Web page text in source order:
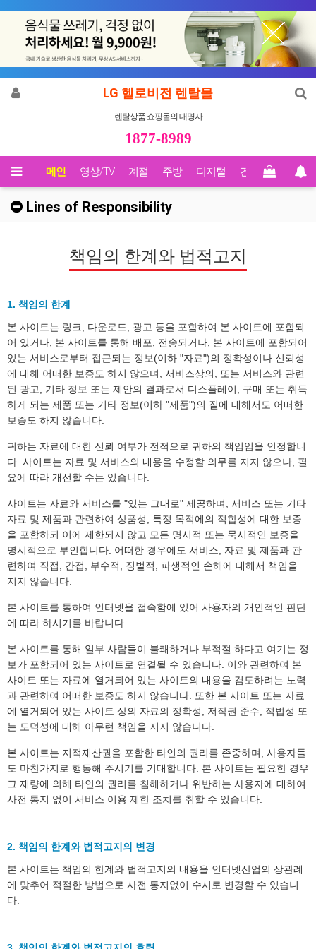
LG 헬로비전 렌탈몰
렌탈상품 쇼핑몰의 대명사
1877-8989
메인 영상/TV 계절 주방 디지털 건강 Biz렌탈
Lines of Responsibility
책임의 한계와 법적고지
1. 책임의 한계
본 사이트는 링크, 다운로드, 광고 등을 포함하여 본 사이트에 포함되
어 있거나, 본 사이트를 통해 배포, 전송되거나, 본 사이트에 포함되어
있는 서비스로부터 접근되는 정보(이하 "자료")의 정확성이나 신뢰성
에 대해 어떠한 보증도 하지 않으며, 서비스상의, 또는 서비스와 관련
된 광고, 기타 정보 또는 제안의 결과로서 디스플레이, 구매 또는 취득
하게 되는 제품 또는 기타 정보(이하 "제품")의 질에 대해서도 어떠한
보증도 하지 않습니다.
귀하는 자료에 대한 신뢰 여부가 전적으로 귀하의 책임임을 인정합니
다. 사이트는 자료 및 서비스의 내용을 수정할 의무를 지지 않으나, 필
요에 따라 개선할 수는 있습니다.
사이트는 자료와 서비스를 "있는 그대로" 제공하며, 서비스 또는 기타
자료 및 제품과 관련하여 상품성, 특정 목적에의 적합성에 대한 보증
을 포함하되 이에 제한되지 않고 모든 명시적 또는 묵시적인 보증을
명시적으로 부인합니다. 어떠한 경우에도 서비스, 자료 및 제품과 관
련하여 직접, 간접, 부수적, 징벌적, 파생적인 손해에 대해서 책임을
지지 않습니다.
본 사이트를 통하여 인터넷을 접속함에 있어 사용자의 개인적인 판단
에 따라 하시기를 바랍니다.
본 사이트를 통해 일부 사람들이 불쾌하거나 부적절 하다고 여기는 정
보가 포함되어 있는 사이트로 연결될 수 있습니다. 이와 관련하여 본
사이트 또는 자료에 열거되어 있는 사이트의 내용을 검토하려는 노력
과 관련하여 어떠한 보증도 하지 않습니다. 또한 본 사이트 또는 자료
에 열거되어 있는 사이트 상의 자료의 정확성, 저작권 준수, 적법성 또
는 도덕성에 대해 아무런 책임을 지지 않습니다.
본 사이트는 지적재산권을 포함한 타인의 권리를 존중하며, 사용자들
도 마찬가지로 행동해 주시기를 기대합니다. 본 사이트는 필요한 경우
그 재량에 의해 타인의 권리를 침해하거나 위반하는 사용자에 대하여
사전 통지 없이 서비스 이용 제한 조치를 취할 수 있습니다.
2. 책임의 한계와 법적고지의 변경
본 사이트는 책임의 한계와 법적고지의 내용을 인터넷산업의 상관례
에 맞추어 적절한 방법으로 사전 통지없이 수시로 변경할 수 있습니
다.